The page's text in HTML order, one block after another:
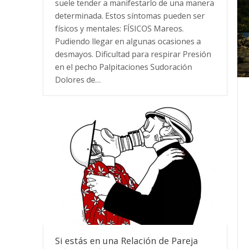
suele tender a manifestarlo de una manera
determinada. Estos síntomas pueden ser
físicos y mentales: FÍSICOS Mareos.
Pudiendo llegar en algunas ocasiones a
desmayos. Dificultad para respirar Presión
en el pecho Palpitaciones Sudoración
Dolores de…
Si estás en una Relación de Pareja